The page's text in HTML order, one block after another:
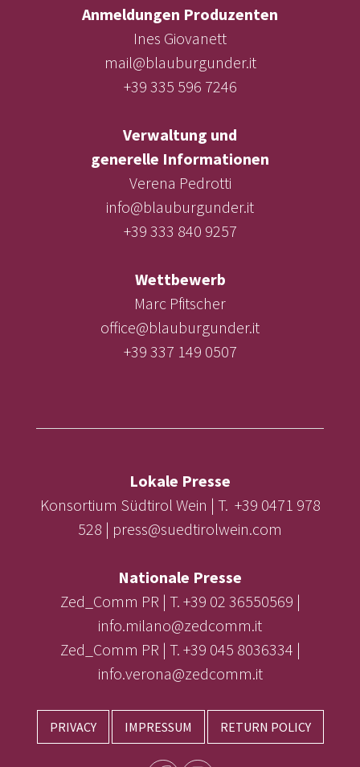
Anmeldungen Produzenten
Ines Giovanett
mail@blauburgunder.it
+39 335 596 7246
Verwaltung und
generelle Informationen
Verena Pedrotti
info@blauburgunder.it
+39 333 840 9257
Wettbewerb
Marc Pfitscher
office@blauburgunder.it
+39 337 149 0507
Lokale Presse
Konsortium Südtirol Wein | T. +39 0471 978
528 | press@suedtirolwein.com
Nationale Presse
Zed_Comm PR | T. +39 02 36550569 |
info.milano@zedcomm.it
Zed_Comm PR | T. +39 045 8036334 |
info.verona@zedcomm.it
PRIVACY IMPRESSUM RETURN POLICY